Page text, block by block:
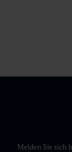
Melden Sie sich